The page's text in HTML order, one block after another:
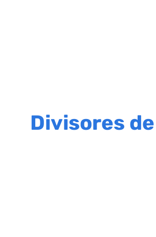
Divisores